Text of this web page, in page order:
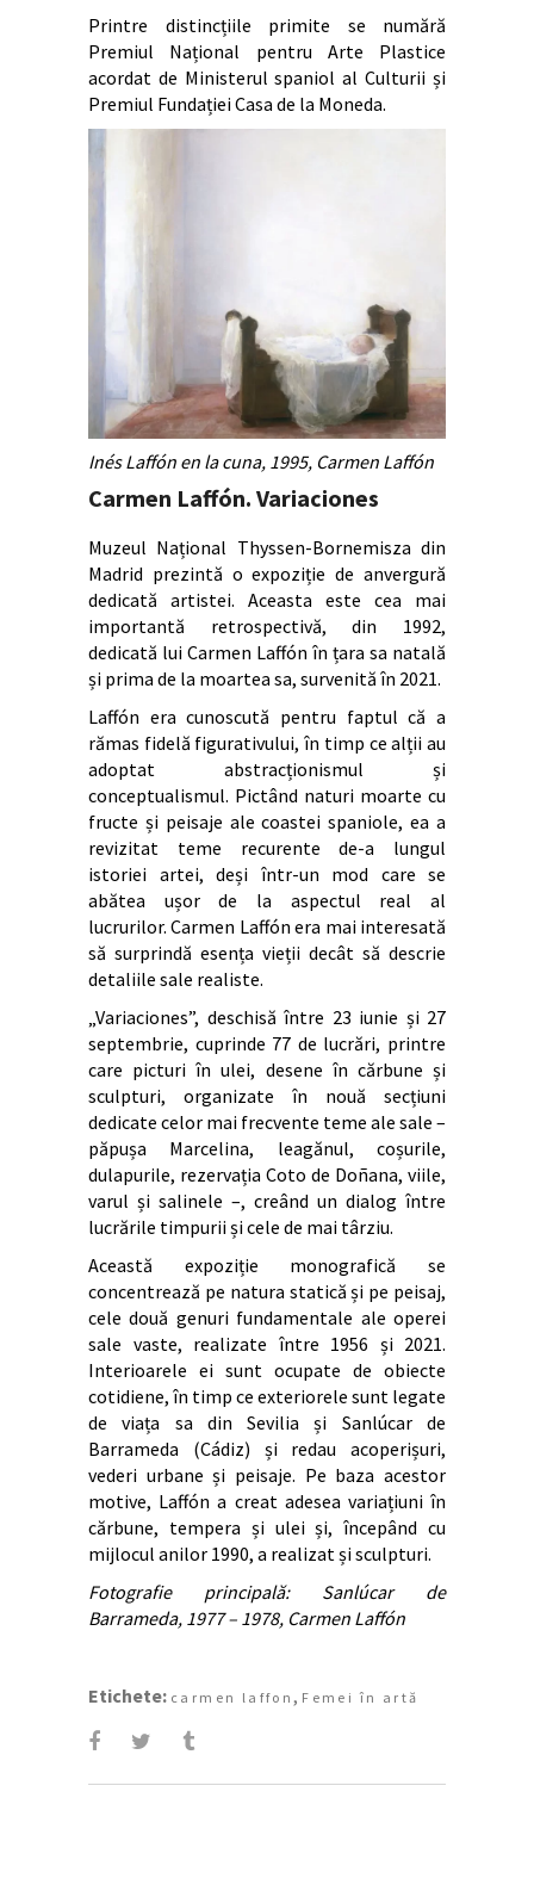
Printre distincțiile primite se numără
Premiul Național pentru Arte Plastice
acordat de Ministerul spaniol al Culturii și
Premiul Fundației Casa de la Moneda.
Inés Laffón en la cuna, 1995, Carmen Laffón
Carmen Laffón. Variaciones
Muzeul Național Thyssen-Bornemisza din
Madrid prezintă o expoziție de anvergură
dedicată artistei. Aceasta este cea mai
importantă retrospectivă, din 1992,
dedicată lui Carmen Laffón în țara sa natală
și prima de la moartea sa, survenită în 2021.
Laffón era cunoscută pentru faptul că a
rămas fidelă figurativului, în timp ce alții au
adoptat abstracționismul și
conceptualismul. Pictând naturi moarte cu
fructe și peisaje ale coastei spaniole, ea a
revizitat teme recurente de-a lungul
istoriei artei, deși într-un mod care se
abătea ușor de la aspectul real al
lucrurilor. Carmen Laffón era mai interesată
să surprindă esența vieții decât să descrie
detaliile sale realiste.
„Variaciones”, deschisă între 23 iunie și 27
septembrie, cuprinde 77 de lucrări, printre
care picturi în ulei, desene în cărbune și
sculpturi, organizate în nouă secțiuni
dedicate celor mai frecvente teme ale sale –
păpușa Marcelina, leagănul, coșurile,
dulapurile, rezervația Coto de Doñana, viile,
varul și salinele –, creând un dialog între
lucrările timpurii și cele de mai târziu.
Această expoziție monografică se
concentrează pe natura statică și pe peisaj,
cele două genuri fundamentale ale operei
sale vaste, realizate între 1956 și 2021.
Interioarele ei sunt ocupate de obiecte
cotidiene, în timp ce exteriorele sunt legate
de viața sa din Sevilia și Sanlúcar de
Barrameda (Cádiz) și redau acoperișuri,
vederi urbane și peisaje. Pe baza acestor
motive, Laffón a creat adesea variațiuni în
cărbune, tempera și ulei și, începând cu
mijlocul anilor 1990, a realizat și sculpturi.
Fotografie principală: Sanlúcar de
Barrameda, 1977 – 1978, Carmen Laffón
Etichete: carmen laffon, Femei în artă